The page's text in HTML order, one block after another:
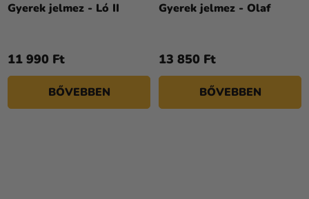
Gyerek jelmez - Ló II
11 990 Ft
BŐVEBBEN
Gyerek jelmez - Olaf
13 850 Ft
BŐVEBBEN